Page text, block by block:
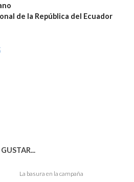
de la República del Ecuador
La basura en la campaña